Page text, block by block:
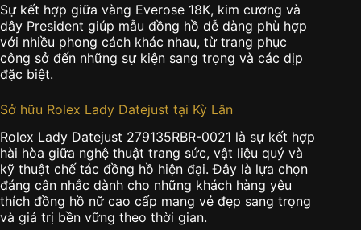
Sự kết hợp giữa vàng Everose 18K, kim cương và
dây President giúp mẫu đồng hồ dễ dàng phù hợp
với nhiều phong cách khác nhau, từ trang phục
công sở đến những sự kiện sang trọng và các dịp
đặc biệt.
Sở hữu Rolex Lady Datejust tại Kỳ Lân
Rolex Lady Datejust 279135RBR-0021 là sự kết hợp
hài hòa giữa nghệ thuật trang sức, vật liệu quý và
kỹ thuật chế tác đồng hồ hiện đại. Đây là lựa chọn
đáng cân nhắc dành cho những khách hàng yêu
thích đồng hồ nữ cao cấp mang vẻ đẹp sang trọng
và giá trị bền vững theo thời gian.